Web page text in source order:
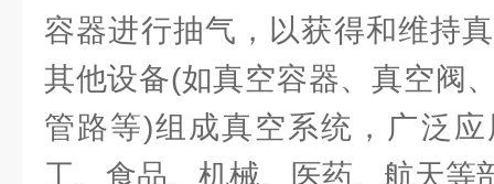
容器进行抽气，以获得和维持
其他设备(如真空容器、真空阀
管路等)组成真空系统，广泛
工、食品、机械、医药、航天等